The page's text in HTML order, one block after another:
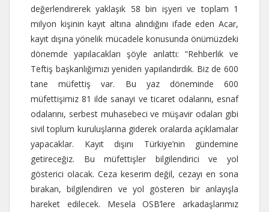
değerlendirerek yaklaşık 58 bin işyeri ve toplam 1
milyon kişinin kayıt altına alındığını ifade eden Acar,
kayıt dışına yönelik mücadele konusunda önümüzdeki
dönemde yapılacakları şöyle anlattı: “Rehberlik ve
Teftiş başkanlığımızı yeniden yapılandırdık. Biz de 600
tane müfettiş var. Bu yaz döneminde 600
müfettişimiz 81 ilde sanayi ve ticaret odalarını, esnaf
odalarını, serbest muhasebeci ve müşavir odaları gibi
sivil toplum kuruluşlarına giderek oralarda açıklamalar
yapacaklar. Kayıt dışını Türkiye’nin gündemine
getireceğiz. Bu müfettişler bilgilendirici ve yol
gösterici olacak. Ceza keserim değil, cezayı en sona
bırakan, bilgilendiren ve yol gösteren bir anlayışla
hareket edilecek. Mesela OSB’lere arkadaşlarımız